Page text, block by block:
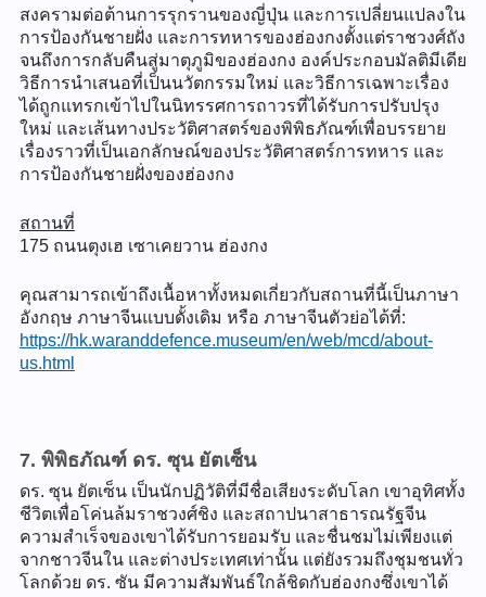
สงครามต่อต้านการรุกรานของญี่ปุ่น และการเปลี่ยนแปลงใน
การป้องกันชายฝั่ง และการทหารของฮ่องกงตั้งแต่ราชวงศ์ถัง
จนถึงการกลับคืนสู่มาตุภูมิของฮ่องกง องค์ประกอบมัลติมีเดีย
วิธีการนำเสนอที่เป็นนวัตกรรมใหม่ และวิธีการเฉพาะเรื่อง
ได้ถูกแทรกเข้าไปในนิทรรศการถาวรที่ได้รับการปรับปรุง
ใหม่ และเส้นทางประวัติศาสตร์ของพิพิธภัณฑ์เพื่อบรรยาย
เรื่องราวที่เป็นเอกลักษณ์ของประวัติศาสตร์การทหาร และ
การป้องกันชายฝั่งของฮ่องกง
สถานที่
175 ถนนตุงเฮ เซาเคยวาน ฮ่องกง
คุณสามารถเข้าถึงเนื้อหาทั้งหมดเกี่ยวกับสถานที่นี้เป็นภาษา
อังกฤษ ภาษาจีนแบบดั้งเดิม หรือ ภาษาจีนตัวย่อได้ที่:
https://hk.waranddefence.museum/en/web/mcd/about-
us.html
7. พิพิธภัณฑ์ ดร. ซุน ยัตเซ็น
ดร. ซุน ยัตเซ็น เป็นนักปฏิวัติที่มีชื่อเสียงระดับโลก เขาอุทิศทั้ง
ชีวิตเพื่อโค่นล้มราชวงศ์ชิง และสถาปนาสาธารณรัฐจีน
ความสำเร็จของเขาได้รับการยอมรับ และชื่นชมไม่เพียงแต่
จากชาวจีนใน และต่างประเทศเท่านั้น แต่ยังรวมถึงชุมชนทั่ว
โลกด้วย ดร. ซัน มีความสัมพันธ์ใกล้ชิดกับฮ่องกงซึ่งเขาได้